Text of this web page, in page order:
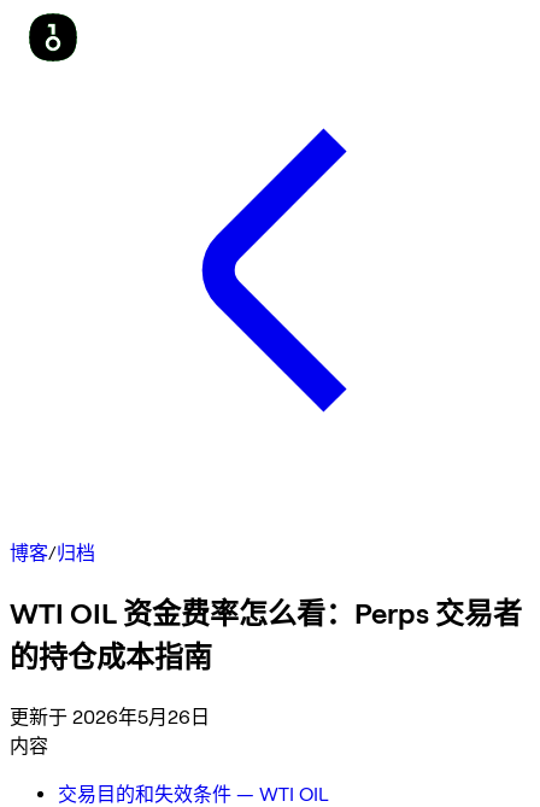
博客/归档
WTI OIL 资金费率怎么看：Perps 交易者
的持仓成本指南
更新于 2026年5月26日
内容
交易目的和失效条件 — WTI OIL